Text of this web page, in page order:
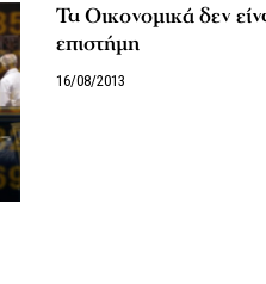
Τα Οικονομικά δεν
επιστήμη
16/08/2013